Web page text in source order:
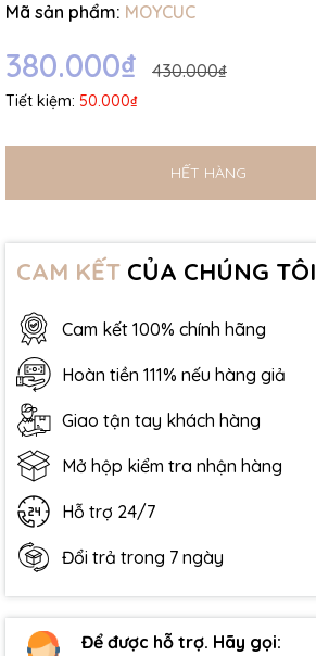
Mã sản phẩm: MOYCUC
380.000₫ 430.000₫
Tiết kiệm: 50.000₫
HẾT HÀNG
CAM KẾT CỦA CHÚNG TÔI
Cam kết 100% chính hãng
Hoàn tiền 111% nếu hàng giả
Giao tận tay khách hàng
Mở hộp kiểm tra nhận hàng
Hỗ trợ 24/7
Đổi trả trong 7 ngày
Để được hỗ trợ. Hãy gọi: